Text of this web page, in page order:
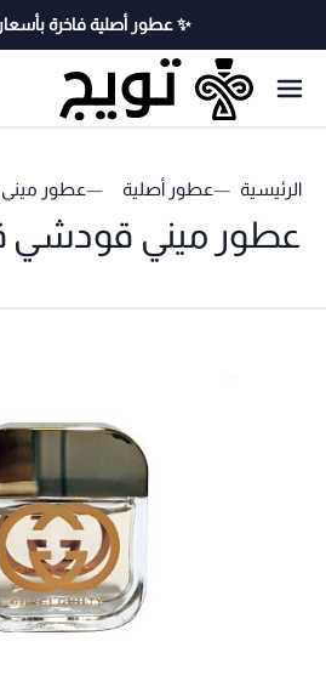
✨ عطور أصلية فاخرة بأسعار منافسة ✨
الرئيسية عطور أصلية عطور ميني
عطور ميني قودشي